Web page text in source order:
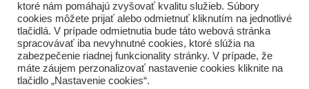
ktoré nám pomáhajú zvyšovať kvalitu služieb. Súbory
cookies môžete prijať alebo odmietnuť kliknutím na jednotlivé
tlačidlá. V prípade odmietnutia bude táto webová stránka
spracovávať iba nevyhnutné cookies, ktoré slúžia na
zabezpečenie riadnej funkcionality stránky. V prípade, že
máte záujem perzonalizovať nastavenie cookies kliknite na
tlačidlo „Nastavenie cookies“.